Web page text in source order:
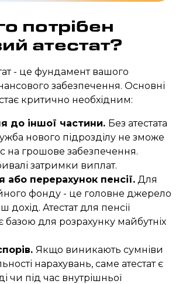
потрібен
атестат?
- це фундамент вашого
забезпечення. Основні
стає критично необхідним:
до іншої частини. Без атестата
нового підрозділу не зможе
на грошове забезпечення.
затримки виплат.
перерахунок пенсії. Для
фонду - це головне джерело
дохід. Атестат для пенсії
базою для розрахунку майбутніх
Якщо виникають сумніви
нарахувань, саме атестат є
чи під час внутрішньої